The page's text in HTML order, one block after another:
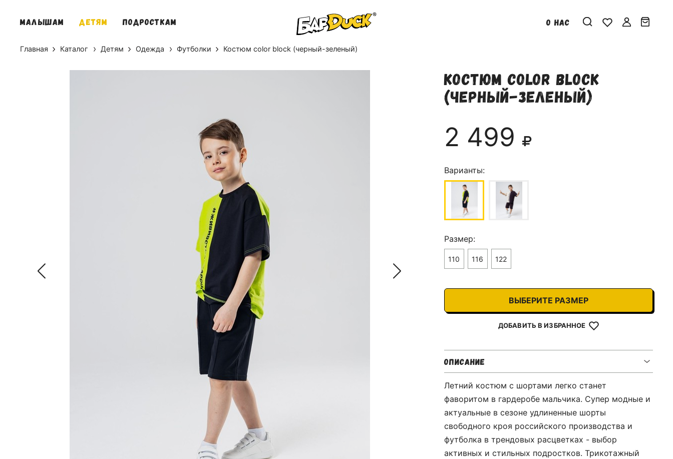
МАЛЫШАМ ДЕТЯМ ПОДРОСТКАМ О НАС
Главная Каталог Детям Одежда Футболки Костюм color block (черный-зеленый)
Костюм color block
(черный-зеленый)
2 499
Варианты:
Размер:
110 116 122
ВЫБЕРИТЕ РАЗМЕР
ДОБАВИТЬ В ИЗБРАННОЕ
ОПИСАНИЕ
Летний костюм с шортами легко станет
фаворитом в гардеробе мальчика. Супер модные и
актуальные в сезоне удлиненные шорты
свободного кроя российского производства и
футболка в трендовых расцветках - выбор
активных и стильных подростков. Трикотажный